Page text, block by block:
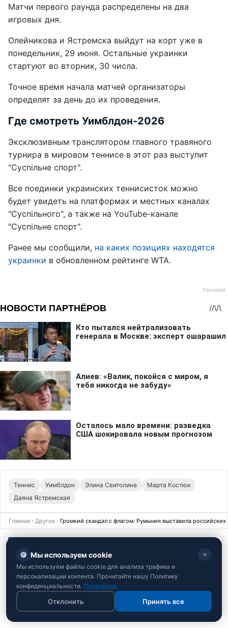
Матчи первого раунда распределены на два
игровых дня.
Олейникова и Ястремска выйдут на корт уже в
понедельник, 29 июня. Остальные украинки
стартуют во вторник, 30 числа.
Точное время начала матчей организаторы
определят за день до их проведения.
Где смотреть Уимблдон-2026
Эксклюзивным транслятором главного травяного
турнира в мировом теннисе в этот раз выступит
"Суспільне спорт".
Все поединки украинских теннисисток можно
будет увидеть на платформах и местных каналах
"Суспільного", а также на YouTube-канале
"Суспільне спорт".
Ранее мы сообщили, на каких позициях находятся
украинки в обновленном рейтинге WTA.
Теннис Уимблдон Элина Свитолина
Марта Костюк
Даяна Ястремская
Главная › Другое › Громкий скандал с флагом: Румыния выставила
Громкий скандал с флагом: Румыния
выставила российских гимнасток с
Кубка мира
Попытка сборной РФ использовать государственную
символику сорвалась еще на старте
🍪 Мы используем cookie ✕
Мы используем файлы cookie для анализа трафика и
персонализации контента. Прочитайте нашу Политику
конфиденциальности. Подробнее
Отклонить Принять все